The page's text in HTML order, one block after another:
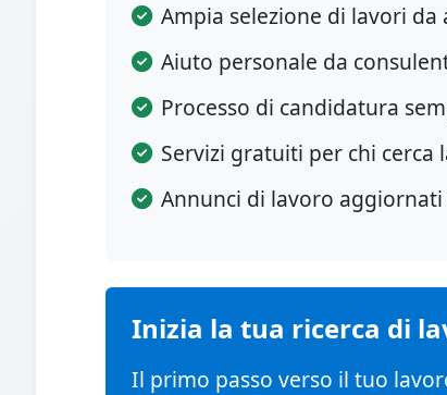
Ampia selezione di lavori da
Aiuto personale da
Processo di candidatura
Servizi gratuiti per chi cerca
Annunci di lavoro
Inizia la tua ricerca di
Il primo passo verso il tuo